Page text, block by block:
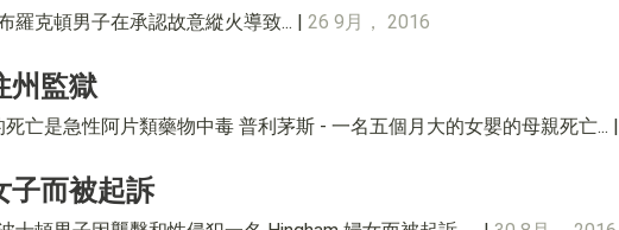
羅克頓男子在承認故意縱火導致... | 26 9月， 2016
州監獄
亡是急性阿片類藥物中毒 普利茅斯 - 一名五個月大的女嬰的母親死亡... |
子而被起訴